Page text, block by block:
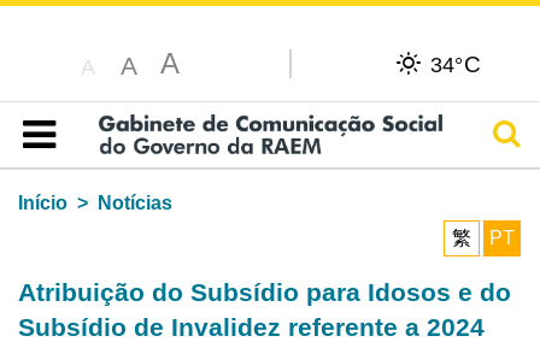
A A A 34°C
Índice
Início
Notícias
繁
PT
Atribuição do Subsídio para Idosos e do
Subsídio de Invalidez referente a 2024